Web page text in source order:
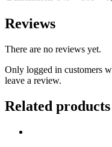
Reviews
There are no reviews yet.
Only logged in customers
leave a review.
Related products